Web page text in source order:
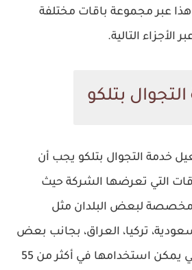
عبر مجموعة باقات مختلفة
التالية.
بتلكو
خدمة التجوال بتلكو يجب أن
التي تعرضها الشركة حيث
مخصصة لبعض البلدان مثل
تركيا، العراق، بجانب بعض
الباقات العالمية والتي يمكن استخدامها في أكثر من 55